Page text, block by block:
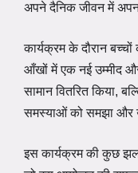
अपने दैनिक जीवन में
कार्यक्रम के दौरान
आँखों में एक नई उम्मीद
सामान वितरित किया,
समस्याओं को समझा और
इस कार्यक्रम की कुछ